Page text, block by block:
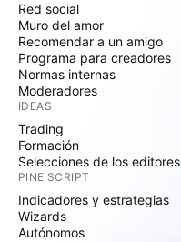
Red social
Muro del amor
Recomendar a un amigo
Programa para creadores
Normas internas
Moderadores
IDEAS
Trading
Formación
Selecciones de los editores
PINE SCRIPT
Indicadores y estrategias
Wizards
Autónomos